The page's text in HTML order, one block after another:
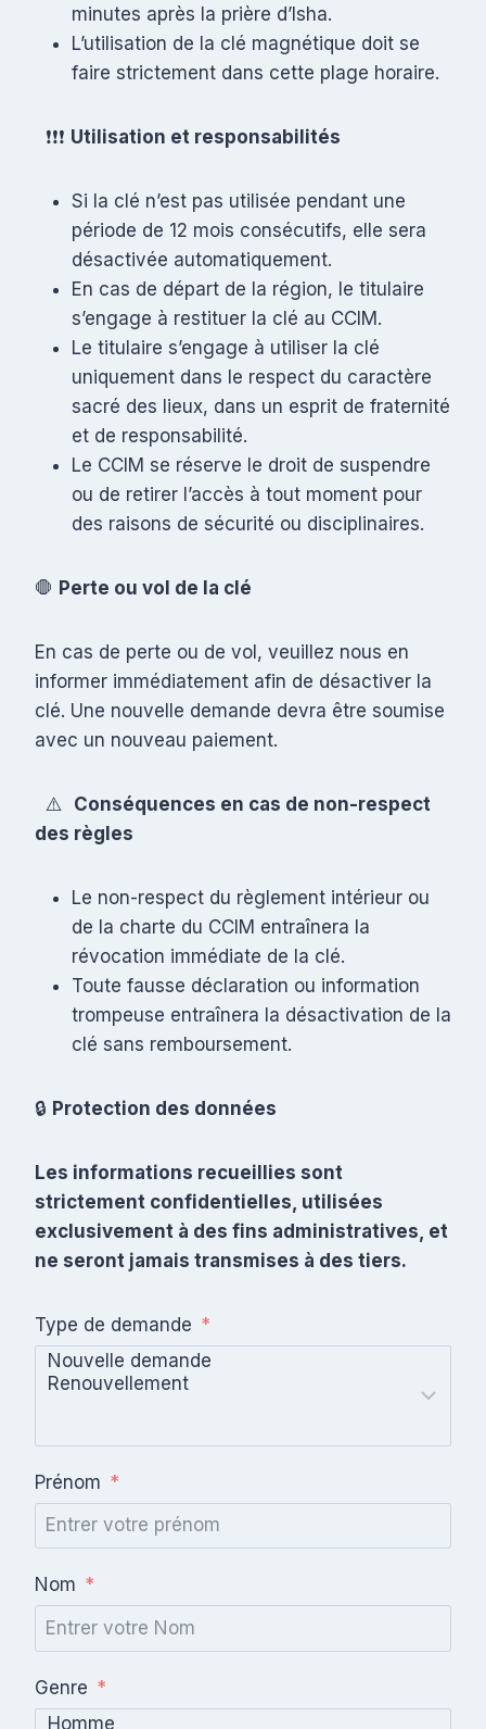
minutes après la prière d’Isha.
L’utilisation de la clé magnétique doit se
faire strictement dans cette plage horaire.
❗❗❗ Utilisation et responsabilités
Si la clé n’est pas utilisée pendant une
période de 12 mois consécutifs, elle sera
désactivée automatiquement.
En cas de départ de la région, le titulaire
s’engage à restituer la clé au CCIM.
Le titulaire s’engage à utiliser la clé
uniquement dans le respect du caractère
sacré des lieux, dans un esprit de fraternité
et de responsabilité.
Le CCIM se réserve le droit de suspendre
ou de retirer l’accès à tout moment pour
des raisons de sécurité ou disciplinaires.
🛑 Perte ou vol de la clé
En cas de perte ou de vol, veuillez nous en
informer immédiatement afin de désactiver la
clé. Une nouvelle demande devra être soumise
avec un nouveau paiement.
⚠️ Conséquences en cas de non-respect
des règles
Le non-respect du règlement intérieur ou
de la charte du CCIM entraînera la
révocation immédiate de la clé.
Toute fausse déclaration ou information
trompeuse entraînera la désactivation de la
clé sans remboursement.
🔒 Protection des données
Les informations recueillies sont
strictement confidentielles, utilisées
exclusivement à des fins administratives, et
ne seront jamais transmises à des tiers.
Type de demande
Prénom
Nom
Genre